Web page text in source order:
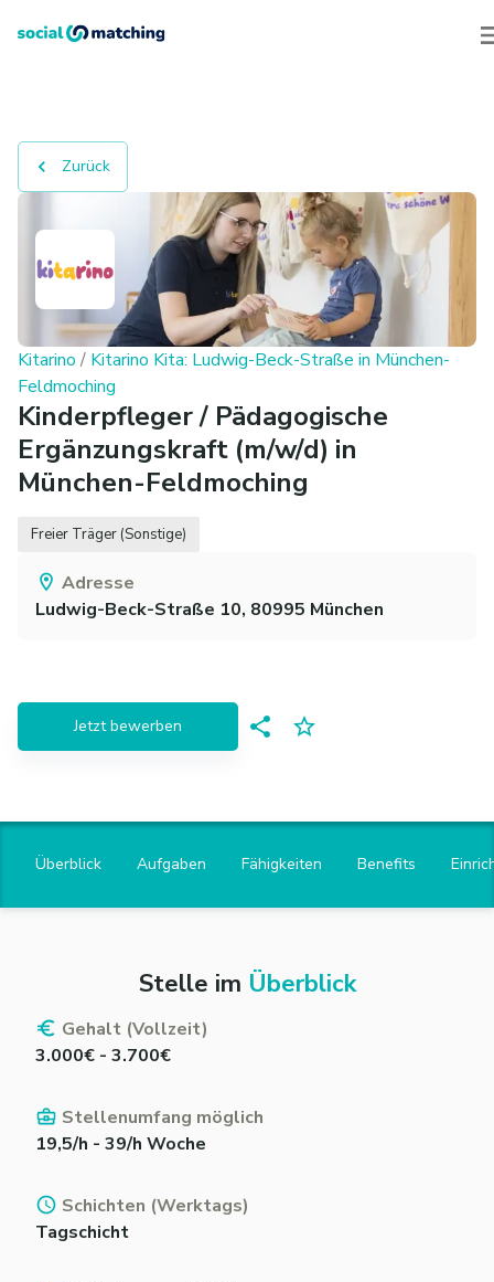
Zurück
Kitarino / Kitarino Kita: Ludwig-Beck-Straße in München-
Feldmoching
Kinderpfleger / Pädagogische
Ergänzungskraft (m/w/d) in
München-Feldmoching
Freier Träger (Sonstige)
Adresse
Ludwig-Beck-Straße 10, 80995 München
Jetzt bewerben
Überblick Aufgaben Fähigkeiten Benefits
Stelle im Überblick
Gehalt (Vollzeit)
3.000€ - 3.700€
Stellenumfang möglich
19,5/h - 39/h Woche
Schichten (Werktags)
Tagschicht